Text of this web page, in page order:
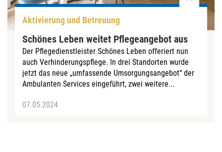
Aktivierung und Betreuung
Schönes Leben weitet Pflegeangebot aus
Der Pflegedienstleister Schönes Leben offeriert nun
auch Verhinderungspflege. In drei Standorten wurde
jetzt das neue „umfassende Umsorgungsangebot“ der
Ambulanten Services eingeführt, zwei weitere...
07.05.2024